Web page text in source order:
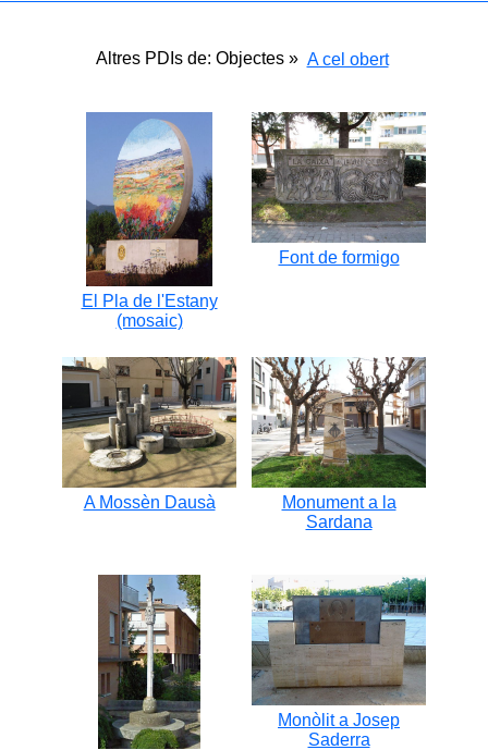
Altres PDIs de: Objectes » A cel obert
El Pla de l'Estany
(mosaic)
Font de formigo
A Mossèn Dausà
Monument a la
Sardana
Monòlit a Josep
Saderra